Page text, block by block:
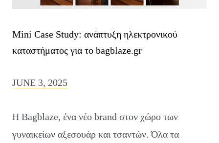
Mini Case Study: ανάπτυξη ηλεκτρονικού
καταστήματος για το bagblaze.gr
JUNE 3, 2025
Η Bagblaze, ένα νέο brand στον χώρο των
γυναικείων αξεσουάρ και τσαντών. Όλα τα